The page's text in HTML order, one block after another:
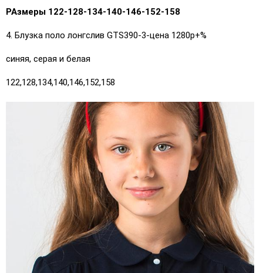
РАзмеры 122-128-134-140-146-152-158
4. Блузка поло лонгслив GTS390-3-цена 1280р+%
синяя, серая и белая
122,128,134,140,146,152,158